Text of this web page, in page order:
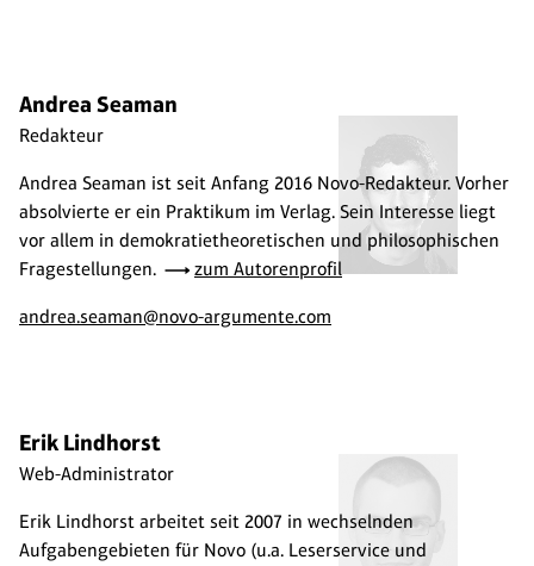
Andrea Seaman
Redakteur
Andrea Seaman ist seit Anfang 2016 Novo-Redakteur. Vorher
absolvierte er ein Praktikum im Verlag. Sein Interesse liegt
vor allem in demokratietheoretischen und philosophischen
Fragestellungen.
zum Autorenprofil
andrea.seaman@novo-argumente.com
Erik Lindhorst
Web-Administrator
Erik Lindhorst arbeitet seit 2007 in wechselnden
Aufgabengebieten für Novo (u.a. Leserservice und